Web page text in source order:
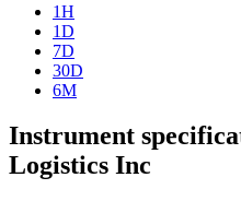
1H
1D
7D
30D
6M
Instrument
Logistics Inc